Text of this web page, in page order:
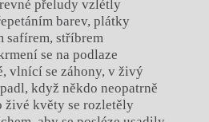
přeludy vzlétly
barev, plátky
safírem, stříbrem
se na podlaze
vlnící se záhony, v živý
když někdo neopatrně
živé květy se rozletěly